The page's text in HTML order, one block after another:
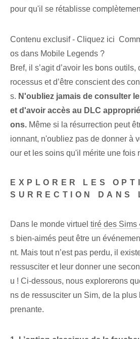
pour qu'il se rétablisse
Contenu exclusif - Cliquez ici
os dans Mobile Legends ?
Bref, il s’agit d’avoir les bons
rocessus et d’être conscient des
s. N'oubliez jamais de consulter
et d'avoir accès au DLC
ons. Même si la résurrection peut
ionnant, n'oubliez pas de donner à
our et les soins qu'il mérite une fois
EXPLORER LES
SURRECTION DANS
Dans le monde virtuel tiré des Sims
s bien-aimés peut être un
nt. Mais tout n’est pas perdu, il
ressusciter et leur donner une
u ! Ci-dessous, nous explorerons
ns de ressusciter un Sim, de la
prenante.